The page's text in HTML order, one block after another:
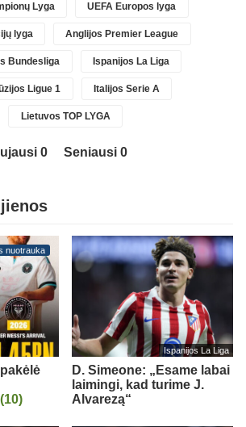
Lyga UEFA Europos lyga
lyga Anglijos Premier League
Bundesliga Ispanijos La Liga
Ligue 1 Italijos Serie A
Lietuvos TOP LYGA
0
Seniausi 0
nuotrauka
(10)
Ispanijos La Liga
D. Simeone: „Esame labai
laimingi, kad turime J.
Alvarezą“